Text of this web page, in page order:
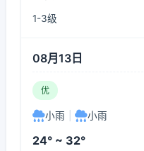
1-3级
08月13日
优
小雨 小雨
24° ~ 32°